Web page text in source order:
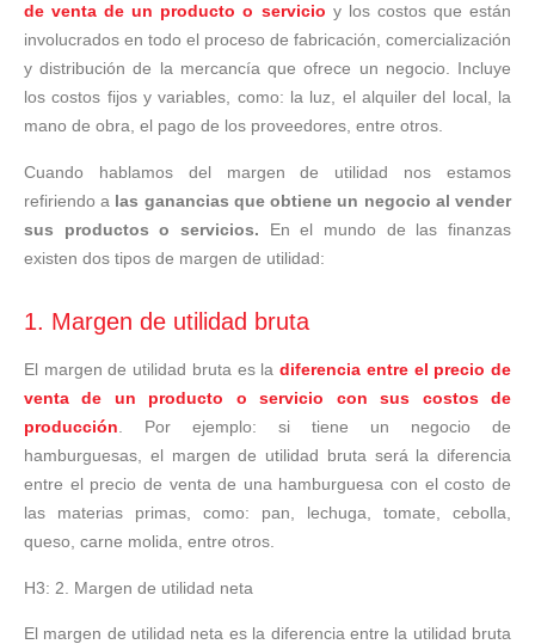
de venta de un producto o servicio y los costos que están
involucrados en todo el proceso de fabricación, comercialización
y distribución de la mercancía que ofrece un negocio. Incluye
los costos fijos y variables, como: la luz, el alquiler del local, la
mano de obra, el pago de los proveedores, entre otros.
Cuando hablamos del margen de utilidad nos estamos
refiriendo a las ganancias que obtiene un negocio al vender
sus productos o servicios. En el mundo de las finanzas
existen dos tipos de margen de utilidad:
1. Margen de utilidad bruta
El margen de utilidad bruta es ladiferencia entre el precio de
venta de un producto o servicio con sus costos de
producción . Por ejemplo: si tiene un negocio de
hamburguesas, el margen de utilidad bruta será la diferencia
entre el precio de venta de una hamburguesa con el costo de
las materias primas, como: pan, lechuga, tomate, cebolla,
queso, carne molida, entre otros.
H3: 2. Margen de utilidad neta
El margen de utilidad neta es la diferencia entre la utilidad bruta